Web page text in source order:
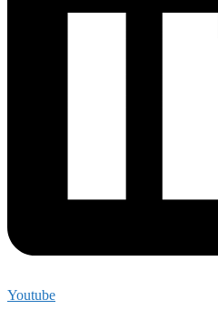
Youtube